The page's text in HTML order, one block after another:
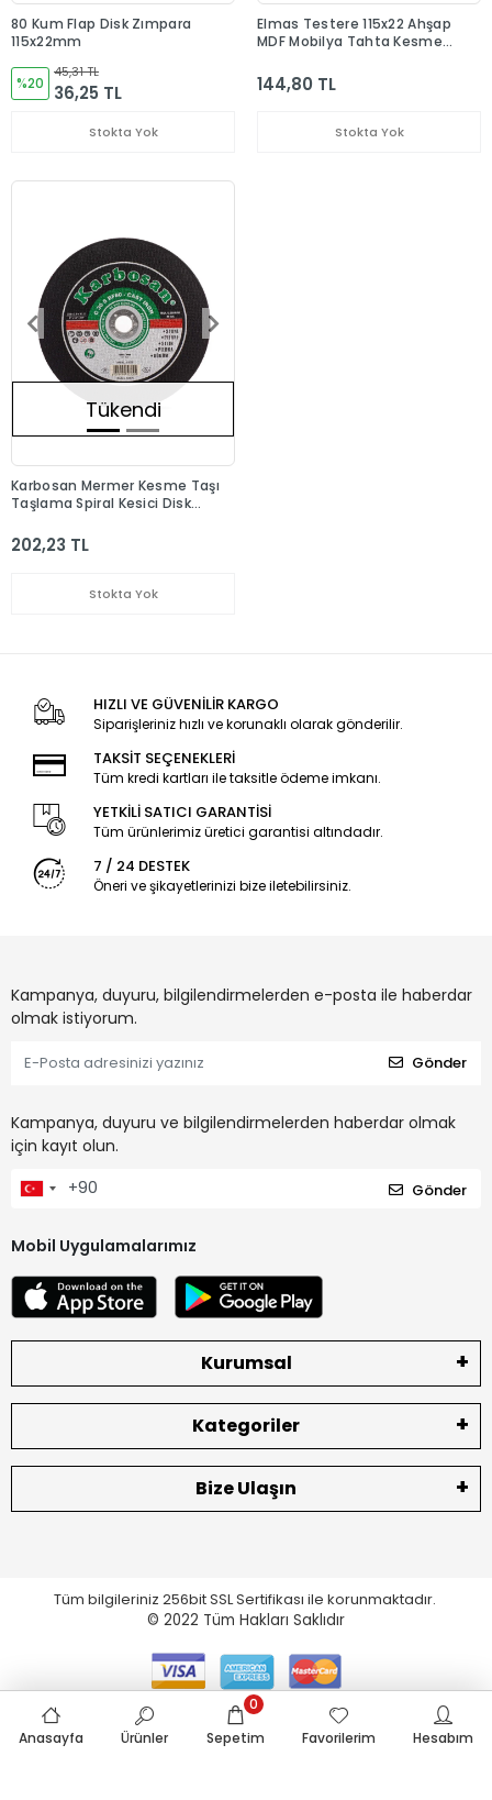
80 Kum Flap Disk Zımpara
115x22mm
%20
45,31 TL
36,25 TL
Stokta Yok
Elmas Testere 115x22 Ahşap
MDF Mobilya Tahta Kesme
144,80 TL
Stokta Yok
Tükendi
Karbosan Mermer Kesme Taşı
Taşlama Spiral Kesici Disk
202,23 TL
Stokta Yok
HIZLI VE GÜVENİLİR KARGO
Siparişleriniz hızlı ve korunaklı olarak gönderilir.
TAKSİT SEÇENEKLERİ
Tüm kredi kartları ile taksitle ödeme imkanı.
YETKİLİ SATICI GARANTİSİ
Tüm ürünlerimiz üretici garantisi altındadır.
7 / 24 DESTEK
Öneri ve şikayetlerinizi bize iletebilirsiniz.
Kampanya, duyuru, bilgilendirmelerden e-posta ile haberdar
olmak istiyorum.
Gönder
Kampanya, duyuru ve bilgilendirmelerden haberdar olmak
için kayıt olun.
Gönder
Mobil Uygulamalarımız
Kurumsal
Kategoriler
Bize Ulaşın
Tüm bilgileriniz 256bit SSL Sertifikası ile korunmaktadır.
© 2022 Tüm Hakları Saklıdır
Anasayfa Ürünler Sepetim
0
Favorilerim
Hesabım
eticaret.pro